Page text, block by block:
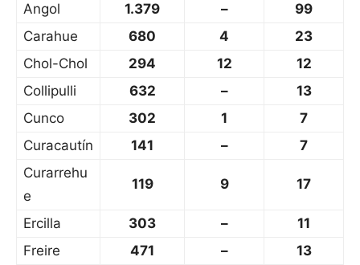
Angol 1.379 –
99
Carahue
680 4
23
Chol-Chol
294 12
12
Collipulli
632 –
13
Cunco
302 1
7
Curacautín
141 –
7
Curarrehu
e
119 9 17
Ercilla 303 –
11
Freire
471 –
13